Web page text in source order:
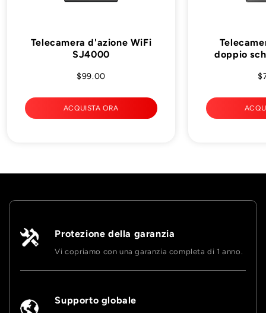
Telecamera d'azione WiFi
SJ4000
$99.00
ACQUISTA ORA
doppio
Protezione della garanzia
Vi copriamo con una garanzia completa di 1 anno.
Supporto globale